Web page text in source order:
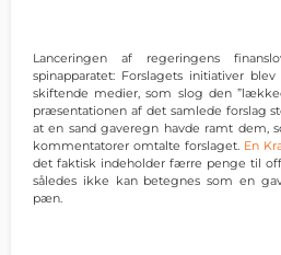
Lanceringen af regeringens
spinapparatet: Forslagets initiativer
skiftende medier, som slog den
præsentationen af det samlede forslag
at en sand gaveregn havde ramt dem,
kommentatorer omtalte forslaget. En
det faktisk indeholder færre penge til
således ikke kan betegnes som en
pæn.